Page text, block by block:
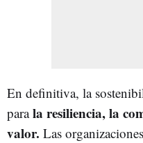
En definitiva, la
parala resiliencia, la
valor. Las